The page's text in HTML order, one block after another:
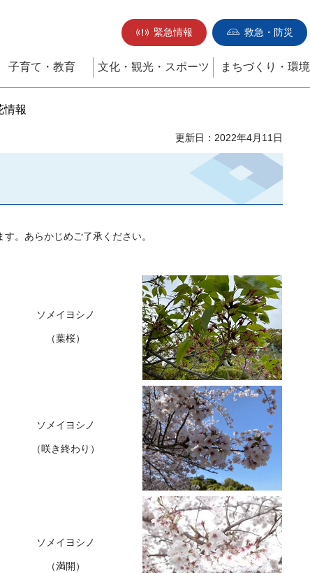
緊急情報
救急・防災
子育て・教育 文化・観光・スポーツ まちづくり・環境
情報
更新日：2022年4月11日
。あらかじめご了承ください。
ソメイヨシノ
（葉桜）
ソメイヨシノ
（咲き終わり）
ソメイヨシノ
（満開）